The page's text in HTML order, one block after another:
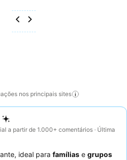
nos principais sites
a partir de 1.000+ comentários · Última
ideal para famílias e grupos